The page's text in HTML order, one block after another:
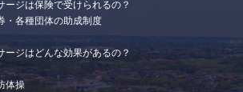
ージは保険で受けられるの？
・各種団体の助成制度
ージはどんな効果があるの？
体操